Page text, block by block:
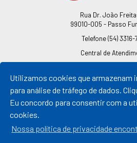
Utilizamos cookies que armazenam
para análise de tráfego de dados.
Eu concordo para consentir com a
cookies.
Nossa política de privacidade
Endereço
Rua Dr. João
99010-005 - Passo
Telefone(54) 3316-
Central de
0800 541
Horário de
De segunda a
Das 13h30min às